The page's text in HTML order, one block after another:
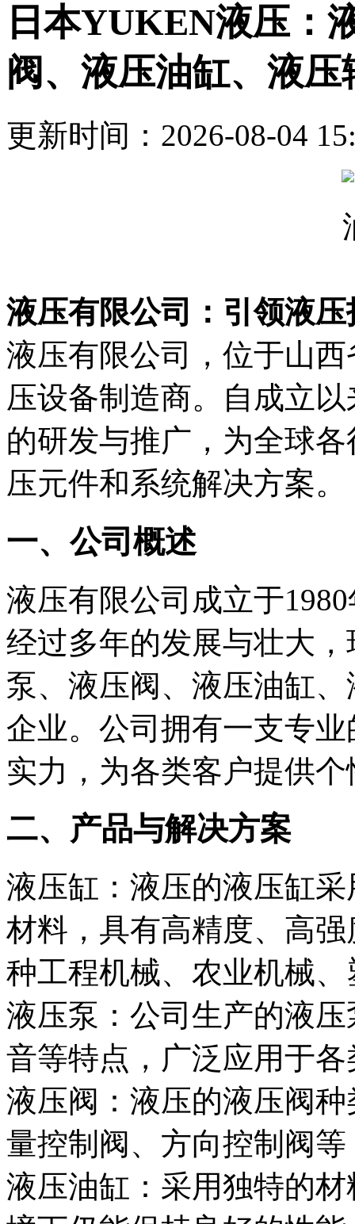
日本YUKEN液压：
阀、液压油缸、液压
更新时间：2026-08-04
液压有限公司：引领液
液压有限公司，位于山
压设备制造商。自成立
的研发与推广，为全球
压元件和系统解决方案。
一、公司概述
液压有限公司成立于
经过多年的发展与壮大
泵、液压阀、液压油缸
企业。公司拥有一支专
实力，为各类客户提供
二、产品与解决方案
液压缸：液压的液压缸
材料，具有高精度、高
种工程机械、农业机械
液压泵：公司生产的液
音等特点，广泛应用于
液压阀：液压的液压阀
量控制阀、方向控制阀
液压油缸：采用独特的